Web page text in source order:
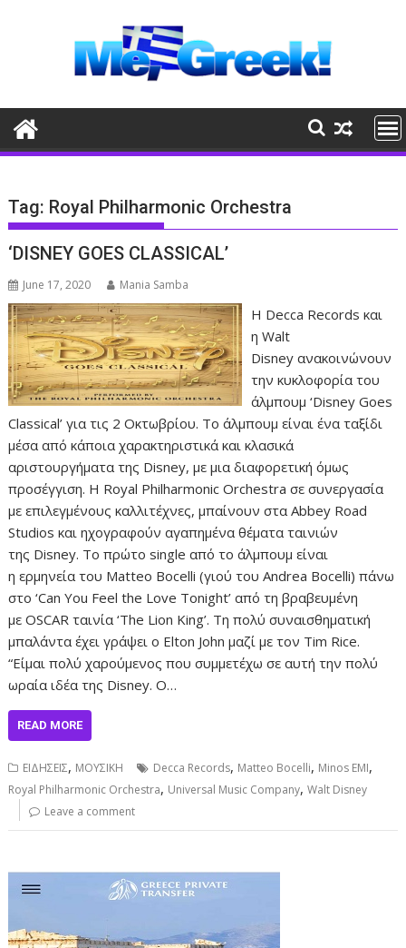
Tag: Royal Philharmonic Orchestra
‘DISNEY GOES CLASSICAL’
June 17, 2020 Mania Samba
Η Decca Records και
η Walt
Disney ανακοινώνουν
την κυκλοφορία του
άλμπουμ ‘Disney Goes
Classical’ για τις 2 Οκτωβρίου. Το άλμπουμ είναι ένα ταξίδι
μέσα από κάποια χαρακτηριστικά και κλασικά
αριστουργήματα της Disney, με μια διαφορετική όμως
προσέγγιση. H Royal Philharmonic Orchestra σε συνεργασία
με επιλεγμένους καλλιτέχνες, μπαίνουν στα Abbey Road
Studios και ηχογραφούν αγαπημένα θέματα ταινιών
της Disney. Το πρώτο single από το άλμπουμ είναι
η ερμηνεία του Matteo Bocelli (γιού του Andrea Bocelli) πάνω
στο ‘Can You Feel the Love Tonight’ από τη βραβευμένη
με OSCAR ταινία ‘The Lion King’. Τη πολύ συναισθηματική
μπαλάντα έχει γράψει ο Elton John μαζί με τον Tim Rice.
“Είμαι πολύ χαρούμενος που συμμετέχω σε αυτή την πολύ
ωραία ιδέα της Disney. Ο…
READ MORE
ΕΙΔΗΣΕΙΣ, ΜΟΥΣΙΚΗ Decca Records, Matteo Bocelli, Minos EMI,
Royal Philharmonic Orchestra, Universal Music Company,Walt Disney
Leave a comment